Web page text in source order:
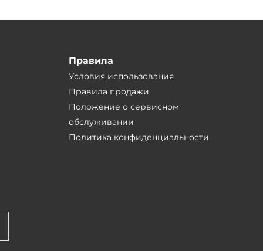
Правила
Условия использования
Правила продажи
Положение о сервисном
обслуживании
Политика конфиденциальности